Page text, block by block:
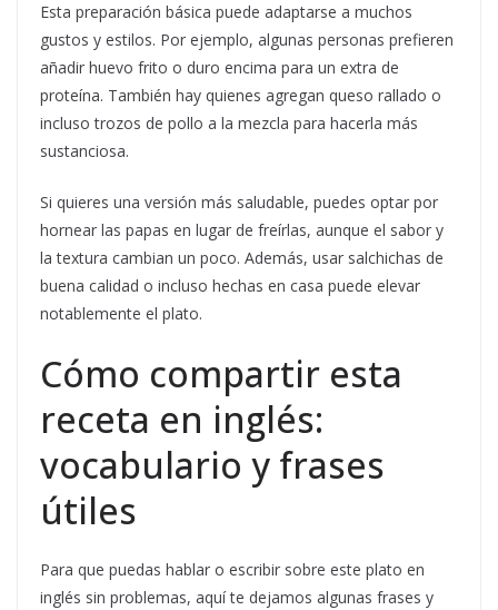
Esta preparación básica puede adaptarse a muchos
gustos y estilos. Por ejemplo, algunas personas prefieren
añadir huevo frito o duro encima para un extra de
proteína. También hay quienes agregan queso rallado o
incluso trozos de pollo a la mezcla para hacerla más
sustanciosa.
Si quieres una versión más saludable, puedes optar por
hornear las papas en lugar de freírlas, aunque el sabor y
la textura cambian un poco. Además, usar salchichas de
buena calidad o incluso hechas en casa puede elevar
notablemente el plato.
Cómo compartir esta
receta en inglés:
vocabulario y frases
útiles
Para que puedas hablar o escribir sobre este plato en
inglés sin problemas, aquí te dejamos algunas frases y